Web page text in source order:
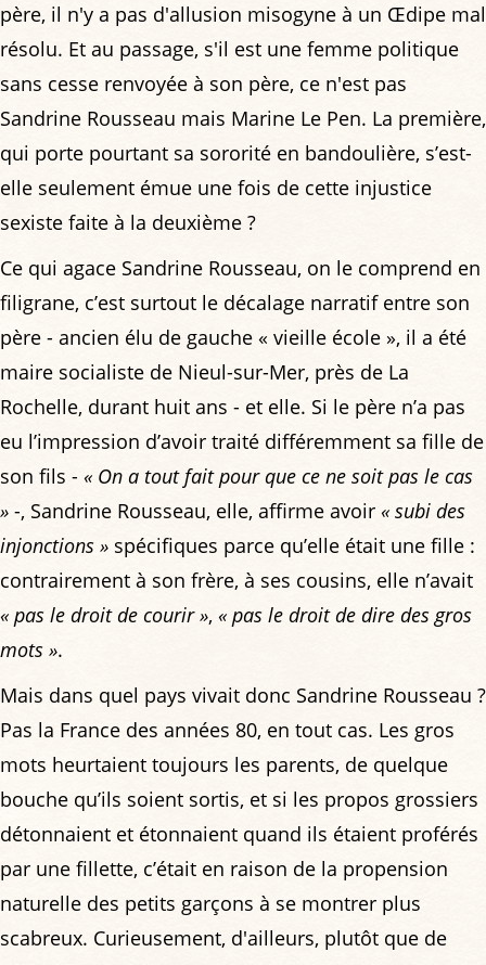
père, il n'y a pas d'allusion misogyne à un Œdipe mal
résolu. Et au passage, s'il est une femme politique
sans cesse renvoyée à son père, ce n'est pas
Sandrine Rousseau mais Marine Le Pen. La première,
qui porte pourtant sa sororité en bandoulière, s’est-
elle seulement émue une fois de cette injustice
sexiste faite à la deuxième ?
Ce qui agace Sandrine Rousseau, on le comprend en
filigrane, c’est surtout le décalage narratif entre son
père - ancien élu de gauche « vieille école », il a été
maire socialiste de Nieul-sur-Mer, près de La
Rochelle, durant huit ans - et elle. Si le père n’a pas
eu l’impression d’avoir traité différemment sa fille de
son fils - « On a tout fait pour que ce ne soit pas le cas
» -, Sandrine Rousseau, elle, affirme avoir « subi des
injonctions » spécifiques parce qu’elle était une fille :
contrairement à son frère, à ses cousins, elle n’avait
« pas le droit de courir », « pas le droit de dire des gros
mots ».
Mais dans quel pays vivait donc Sandrine Rousseau ?
Pas la France des années 80, en tout cas. Les gros
mots heurtaient toujours les parents, de quelque
bouche qu’ils soient sortis, et si les propos grossiers
détonnaient et étonnaient quand ils étaient proférés
par une fillette, c’était en raison de la propension
naturelle des petits garçons à se montrer plus
scabreux. Curieusement, d'ailleurs, plutôt que de